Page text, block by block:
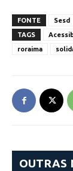
FONTE
Sesd
TAGS
roraima
OUTRAS